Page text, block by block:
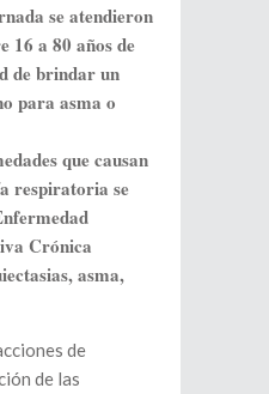
se atendieron
16 a 80 años de
de brindar un
para asma o
que causan
respiratoria se
Crónica
asma,
de
de las